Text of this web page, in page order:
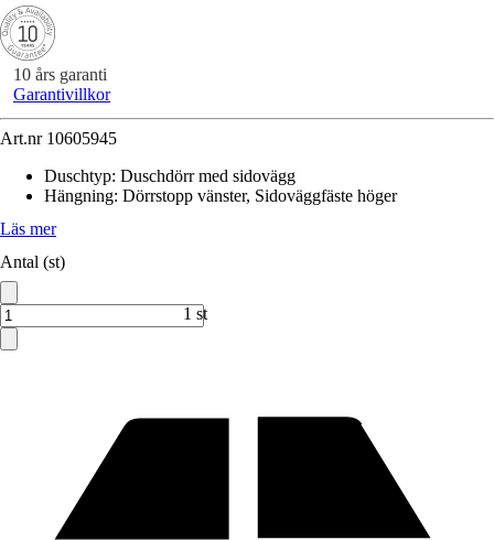
10 års garanti
Garantivillkor
Art.nr 10605945
Duschtyp: Duschdörr med sidovägg
Hängning: Dörrstopp vänster, Sidoväggfäste höger
Läs mer
Antal (st)
1 st